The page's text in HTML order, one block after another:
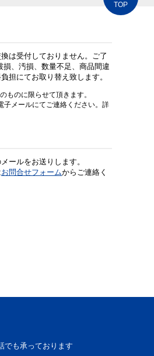
TOP
は受付しておりません。ご了
、汚損、数量不足、商品間違
担にてお取り替え致します。
ものに限らせて頂きます。
子メールにてご連絡ください。詳
ールをお送りします。
お問合せフォームからご連絡く
でも承っております